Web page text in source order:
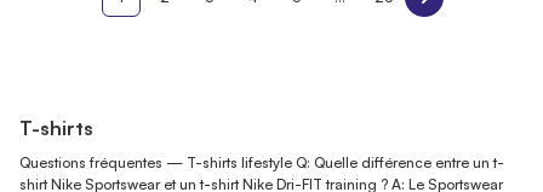
T-shirts
Questions fréquentes — T-shirts lifestyle Q: Quelle différence entre un t-
shirt Nike Sportswear et un t-shirt Nike Dri-FIT training ? A: Le Sportswear